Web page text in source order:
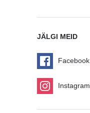
JÄLGI MEID
Facebook
Instagram